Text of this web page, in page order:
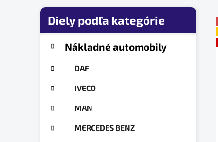
B
kategórieNákladné automobily
DAF
IVECO
MAN
MERCEDES BENZ